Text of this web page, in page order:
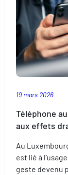
la
19 mars 2026
Téléphone
aux effets
Au
est lié à
geste devenu